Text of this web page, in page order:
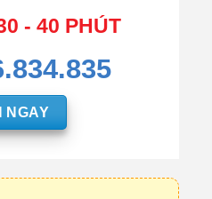
- 40 PHÚT
NGAY